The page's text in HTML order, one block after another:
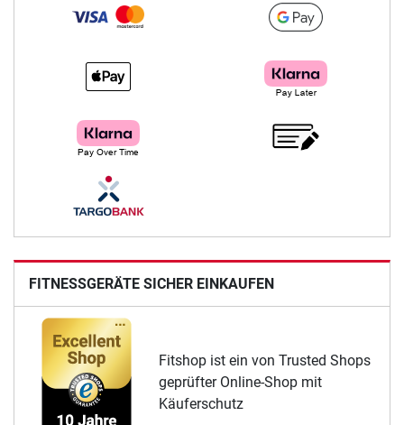
FITNESSGERÄTE SICHER EINKAUFEN
Fitshop ist ein von Trusted Shops
geprüfter Online-Shop mit
Käuferschutz